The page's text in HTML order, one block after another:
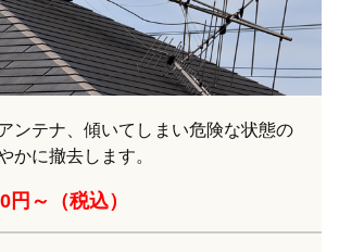
ンテナ、傾いてしまい危険な状態の
かに撤去します。
～（税込）